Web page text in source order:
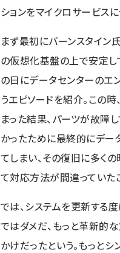
ションをマイクロサービス
まず最初にバーンスタイ
の仮想化基盤の上で安定し
の日にデータセンターのエ
うエピソードを紹介。この
まった結果、パーツが故障
かったために最終的にデー
てしまい、その復旧に多く
て対応方法が間違っていた
では、システムを更新する
ではダメだ、もっと革新的
かけだったという。もっと